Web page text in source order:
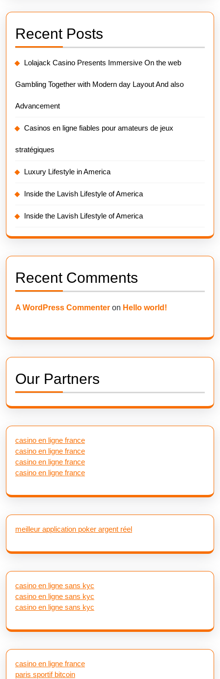
Recent Posts
Lolajack Casino Presents Immersive On the web
Gambling Together with Modern day Layout And also
Advancement
Casinos en ligne fiables pour amateurs de jeux
stratégiques
Luxury Lifestyle in America
Inside the Lavish Lifestyle of America
Inside the Lavish Lifestyle of America
Recent Comments
A WordPress Commenter on Hello world!
Our Partners
casino en ligne france
casino en ligne france
casino en ligne france
casino en ligne france
meilleur application poker argent réel
casino en ligne sans kyc
casino en ligne sans kyc
casino en ligne sans kyc
casino en ligne france
paris sportif bitcoin